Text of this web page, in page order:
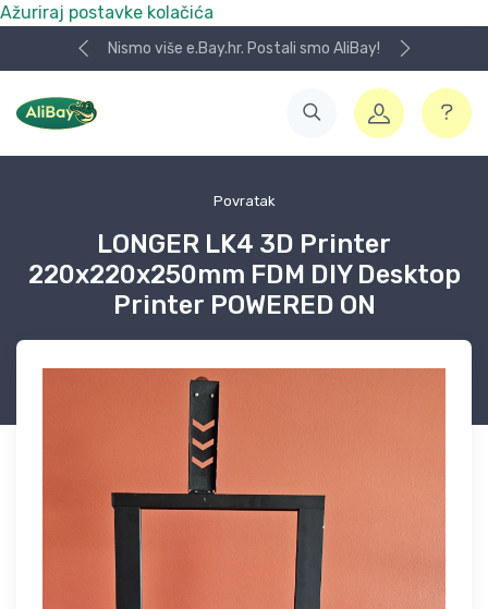
Ažuriraj postavke kolačića
Nismo više e.Bay.hr. Postali smo AliBay!
Povratak
LONGER LK4 3D Printer
220x220x250mm FDM DIY Desktop
Printer POWERED ON